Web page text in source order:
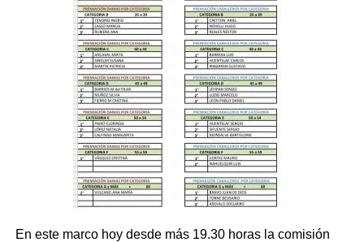
En este marco hoy desde más 19.30 horas la comisión